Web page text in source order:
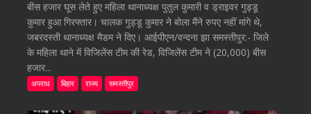
बीस हजार घूस लेते हुए महिला थानाध्यक्ष पुतुल कुमारी व ड्राइवर गुड्डू
कुमार हुआ गिरफ्तार। चालक गुड्डू कुमार ने बोला मैंने रुपए नहीं मांगे थे,
जबरदस्ती थानाध्यक्ष मैडम ने दिए। आईपीएन/वन्दना झा समस्तीपुर:- जिले
के महिला थाने में विजिलेंस टीम की रेड, विजिलेंस टीम ने (20,000) बीस
हजार...
अपराध बिहार राज्य समस्तीपुर